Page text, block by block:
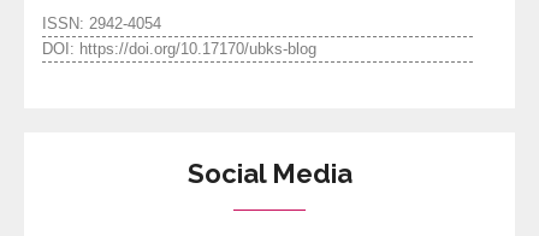
ISSN: 2942-4054
DOI: https://doi.org/10.17170/ubks-blog
Social Media